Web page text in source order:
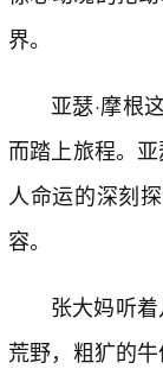
界。
亚瑟·摩根
而踏上旅程。
人命运的深刻
容。
张大妈听
荒野，粗犷的